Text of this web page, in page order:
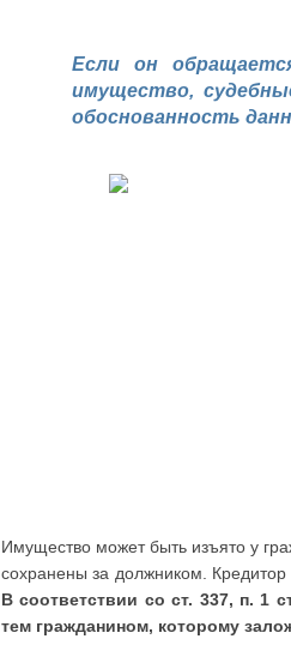
Если он
имущество,
обоснованность
Имущество может быть изъято у
сохранены за должником.
В соответствии со ст. 337, п. 1
тем гражданином, которому